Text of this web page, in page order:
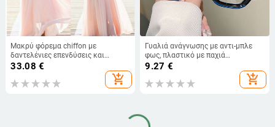
Μακρύ φόρεμα chiffon με
δαντελένιες επενδύσεις και
λεπτομέρειες patchwork, Α-γραμμή,
λαιμός στρογγυλός, υψηλή μέση
33.08 €
add_shopping_cart
Γυαλιά ανάγνωσης με αντι-μπλε
φως, πλαστικό με παχιά
τετράγωνη κατασκευή και πλήρες
9.27 €
add_shopping_cart